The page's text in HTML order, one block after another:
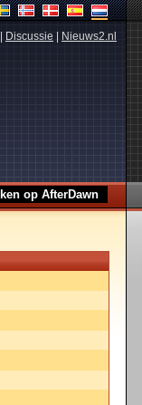
Discussie Nieuws2.nl